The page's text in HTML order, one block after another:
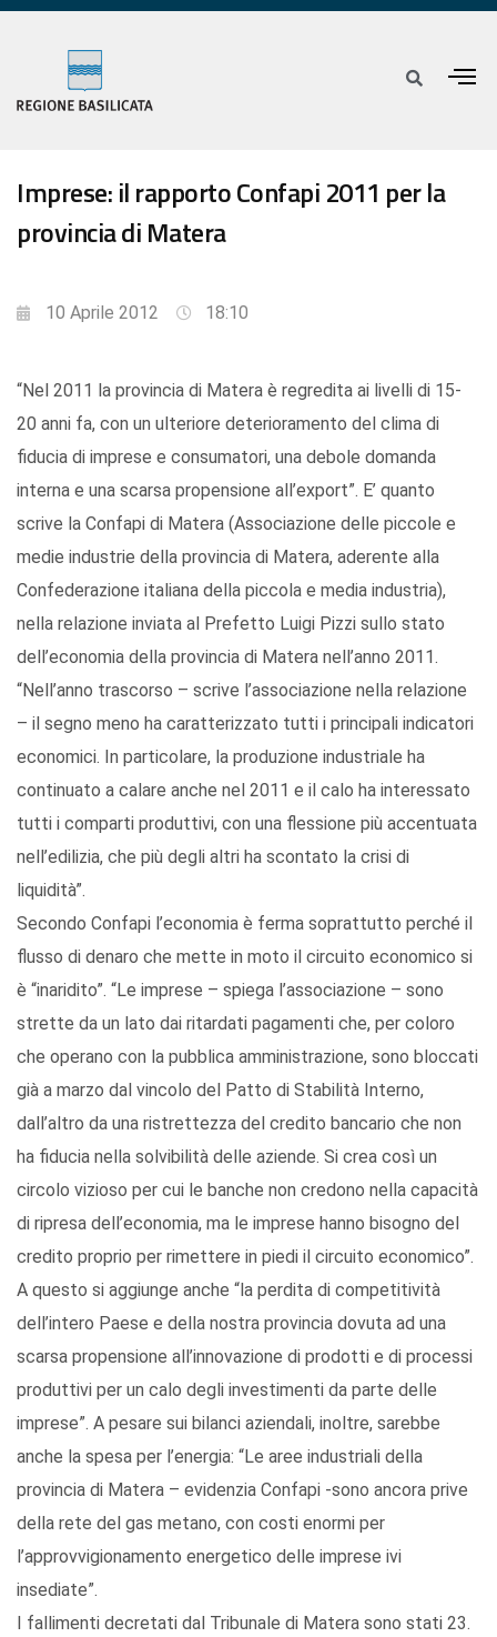
Imprese: il rapporto Confapi 2011 per la
provincia di Matera
10 Aprile 2012 18:10
“Nel 2011 la provincia di Matera è regredita ai livelli di 15-
20 anni fa, con un ulteriore deterioramento del clima di
fiducia di imprese e consumatori, una debole domanda
interna e una scarsa propensione all’export”. E’ quanto
scrive la Confapi di Matera (Associazione delle piccole e
medie industrie della provincia di Matera, aderente alla
Confederazione italiana della piccola e media industria),
nella relazione inviata al Prefetto Luigi Pizzi sullo stato
dell’economia della provincia di Matera nell’anno 2011.
“Nell’anno trascorso – scrive l’associazione nella relazione
– il segno meno ha caratterizzato tutti i principali indicatori
economici. In particolare, la produzione industriale ha
continuato a calare anche nel 2011 e il calo ha interessato
tutti i comparti produttivi, con una flessione più accentuata
nell’edilizia, che più degli altri ha scontato la crisi di
liquidità”.
Secondo Confapi l’economia è ferma soprattutto perché il
flusso di denaro che mette in moto il circuito economico si
è “inaridito”. “Le imprese – spiega l’associazione – sono
strette da un lato dai ritardati pagamenti che, per coloro
che operano con la pubblica amministrazione, sono bloccati
già a marzo dal vincolo del Patto di Stabilità Interno,
dall’altro da una ristrettezza del credito bancario che non
ha fiducia nella solvibilità delle aziende. Si crea così un
circolo vizioso per cui le banche non credono nella capacità
di ripresa dell’economia, ma le imprese hanno bisogno del
credito proprio per rimettere in piedi il circuito economico”.
A questo si aggiunge anche “la perdita di competitività
dell’intero Paese e della nostra provincia dovuta ad una
scarsa propensione all’innovazione di prodotti e di processi
produttivi per un calo degli investimenti da parte delle
imprese”. A pesare sui bilanci aziendali, inoltre, sarebbe
anche la spesa per l’energia: “Le aree industriali della
provincia di Matera – evidenzia Confapi -sono ancora prive
della rete del gas metano, con costi enormi per
l’approvvigionamento energetico delle imprese ivi
insediate”.
I fallimenti decretati dal Tribunale di Matera sono stati 23.